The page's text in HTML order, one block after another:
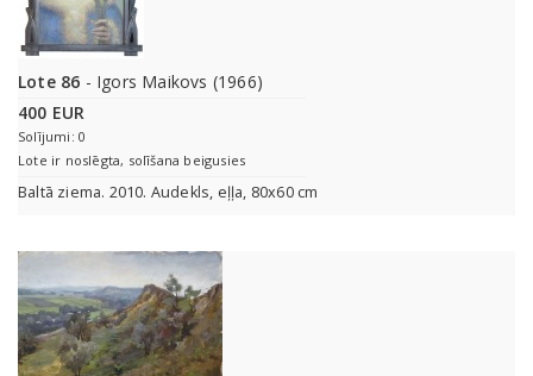
Lote 86 - Igors Maikovs (1966)
400 EUR
Solījumi: 0
Lote ir noslēgta, solīšana beigusies
Baltā ziema. 2010. Audekls, eļļa, 80x60 cm